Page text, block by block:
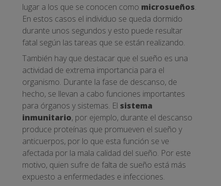
lugar a los que se conocen como microsueños.
En estos casos el individuo se queda dormido
durante unos segundos y esto puede resultar
fatal según las tareas que se están realizando.
También hay que destacar que el sueño es una
actividad de extrema importancia para el
organismo. Durante la fase de descanso, de
hecho, se llevan a cabo funciones importantes
para órganos y sistemas. El sistema
inmunitario, por ejemplo, durante el descanso
produce proteínas que promueven el sueño y
anticuerpos, por lo que esta función se ve
afectada por la mala calidad del sueño. Por este
motivo, quien sufre de falta de sueño está más
expuesto a enfermedades e infecciones.